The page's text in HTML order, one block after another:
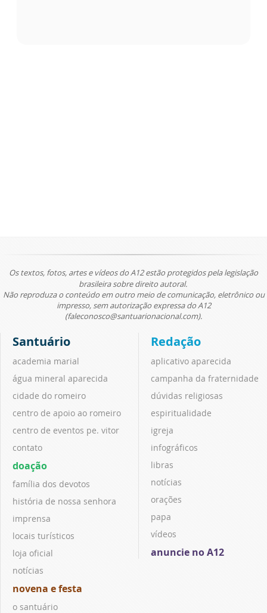
Os textos, fotos, artes e vídeos do A12 estão protegidos pela legislação
brasileira sobre direito autoral.
Não reproduza o conteúdo em outro meio de comunicação, eletrônico ou
impresso, sem autorização expressa do A12
(faleconosco@santuarionacional.com).
Santuário
academia marial
água mineral aparecida
cidade do romeiro
centro de apoio ao romeiro
centro de eventos pe. vitor
contato
doação
família dos devotos
história de nossa senhora
imprensa
locais turísticos
loja oficial
notícias
novena e festa
o santuário
Redação
aplicativo aparecida
campanha da fraternidade
dúvidas religiosas
espiritualidade
igreja
infográficos
libras
notícias
orações
papa
vídeos
anuncie no A12